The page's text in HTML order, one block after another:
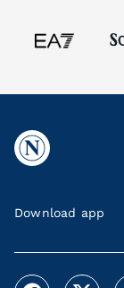
Download app